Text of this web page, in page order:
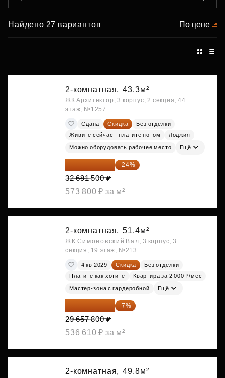
Найдено 27 вариантов По цене
2-комнатная, 43.3м²
ЖК Архитектор, 3 корпус, 2 секция, 44
этаж, №1257
Сдана Скидка
Без отделки
Живите сейчас - платите потом
Лоджия
Можно оборудовать рабочее место Ещё
24 845 540 ₽ -24%
32 691 500 ₽
573 800 ₽ за м²
2-комнатная, 51.4м²
ЖК Симоновский Вал, 3 корпус, 3
секция, 19 этаж, №213
4 кв 2029 Скидка
Без отделки
Платите как хотите
Квартира за 2 000 ₽/мес
Мастер-зона с гардеробной Ещё
27 581 754 ₽ -7%
29 657 800 ₽
536 610 ₽ за м²
2-комнатная, 49.8м²